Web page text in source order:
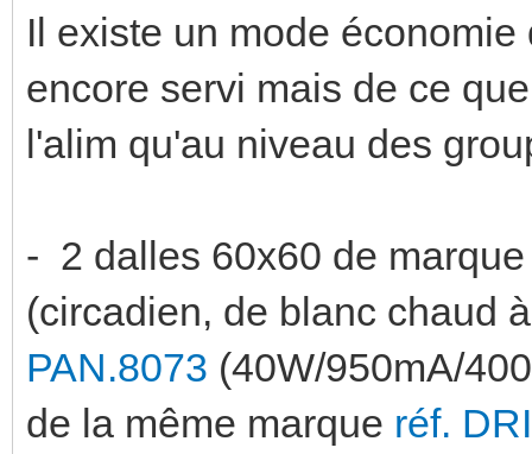
Il existe un mode
encore servi mais de ce
l'alim qu'au niveau des
- 2 dalles 60x60 de
(circadien, de blanc chaud
PAN.8073 (40W/950mA/
de la même marque réf.